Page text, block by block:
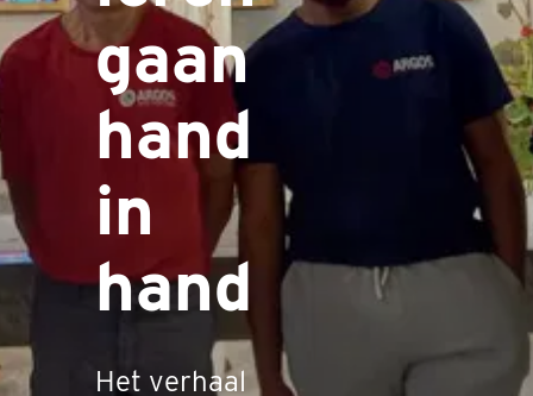
gaan
hand
in
hand
Het verhaal